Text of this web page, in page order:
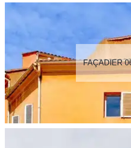
FAÇADIER